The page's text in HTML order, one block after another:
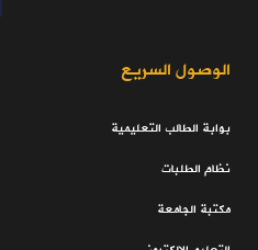
الوصول السريع
بوابة الطالب التعليمية
نظام الطلبات
مكتبة الجامعة